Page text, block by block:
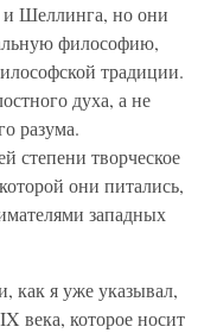
и Шеллинга, но они
философию,
традиции.
духа, а не
разума.
степени творческое
они питались,
западных
как я уже указывал,
века, которое носит